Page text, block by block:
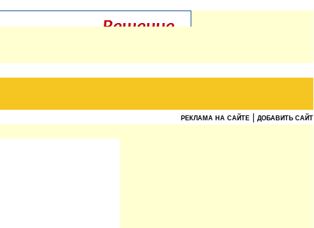
РЕКЛАМА НА САЙТЕ ДОБАВИТЬ САЙТ